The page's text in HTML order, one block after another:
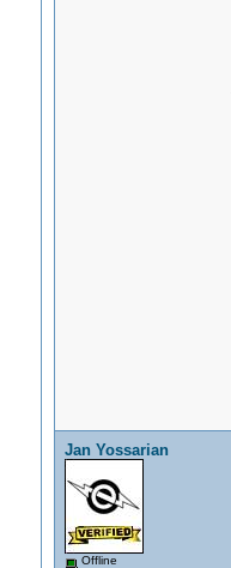
Jan Yossarian
Offline